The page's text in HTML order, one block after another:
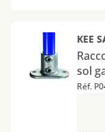
KEE
sol
Réf.